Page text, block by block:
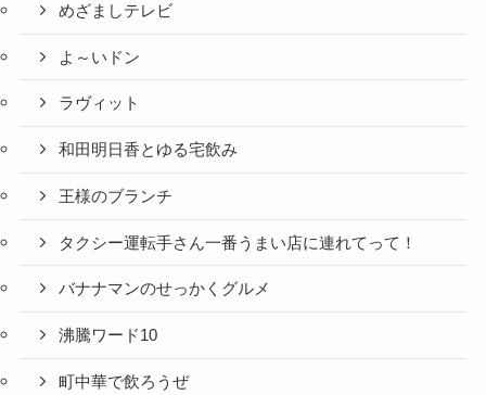
めざましテレビ
よ～いドン
ラヴィット
和田明日香とゆる宅飲み
王様のブランチ
タクシー運転手さん一番うまい店に連れてって！
バナナマンのせっかくグルメ
沸騰ワード10
町中華で飲ろうぜ